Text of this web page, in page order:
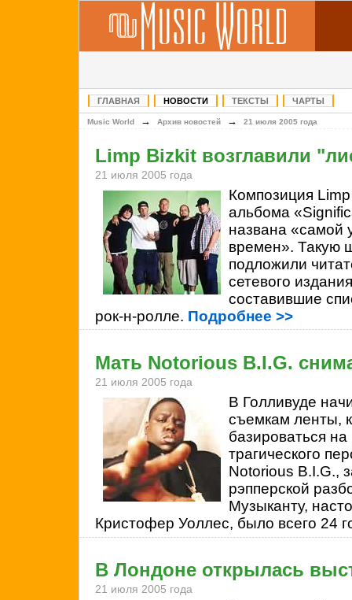
ГЛАВНАЯ НОВОСТИ ТЕКСТЫ ЧАРТЫ
Music World→ Архив новостей→ 21 июля 2005 года
Limp Bizkit возглавили
21 июля 2005 года
Композиция
альбома «
названа «самой
времен». Такую
подложили
сетевого
составившие
рок-н-ролле. Подробнее >>
Мать Notorious B.I.G.
21 июля 2005 года
В Голливуде
съемкам ленты,
базироваться
трагического
Notorious B.I.G.,
рэпперской
Музыканту,
Кристофер Уоллес, было всего 24
В Лондоне открылась
21 июля 2005 года